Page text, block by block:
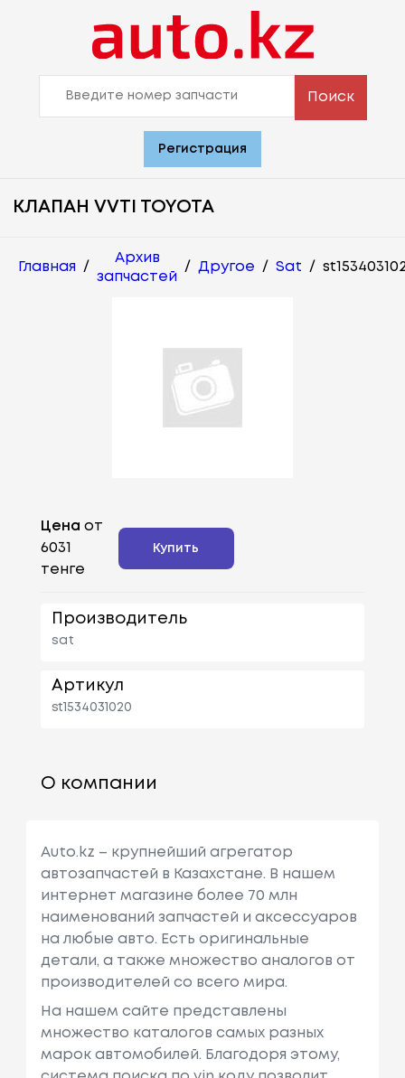
Поиск
Регистрация
КЛАПАН VVTI TOYOTA
Главная /
Архив
запчастей
/ Другое / Sat /
Цена от
6031
тенге
Купить
Производитель
sat
Артикул
st1534031020
О компании
Auto.kz – крупнейший агрегатор
автозапчастей в Казахстане. В нашем
интернет магазине более 70 млн
наименований запчастей и аксессуаров
на любые авто. Есть оригинальные
детали, а также множество аналогов от
производителей со всего мира.
На нашем сайте представлены
множество каталогов самых разных
марок автомобилей. Благодоря этому,